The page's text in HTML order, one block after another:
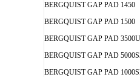
BERGQUIST GAP PAD 1450
BERGQUIST GAP PAD 1500
BERGQUIST GAP PAD
BERGQUIST GAP PAD
BERGQUIST GAP PAD